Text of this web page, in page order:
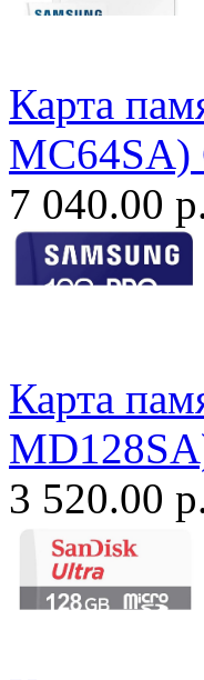
Карта
MC64SA)
7 040.00
Карта
3 520.00